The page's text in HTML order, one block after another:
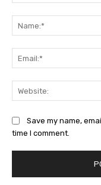
Save my name,
time I comment.